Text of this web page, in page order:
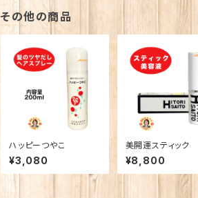
その他の商品
ハッピーつやこ
¥3,080
美開運スティック
¥8,800